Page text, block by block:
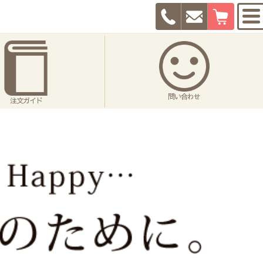
注文ガイド 問い合わせ